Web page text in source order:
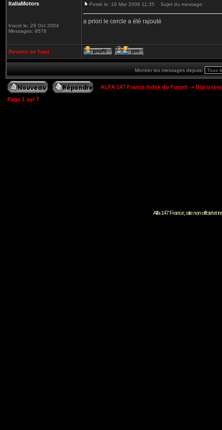
ItaliaMotors
Inscrit le: 29 Oct 2004
Messages: 9578
Posté le: 16 Mar 2006 11:35 Sujet du message:
a priori le cercle a été rajouté
Revenir en haut
Montrer les messages depuis:
ALFA 147 France Index du Forum ->
Page 1 sur7
Alfa 147 France, site non offciel et